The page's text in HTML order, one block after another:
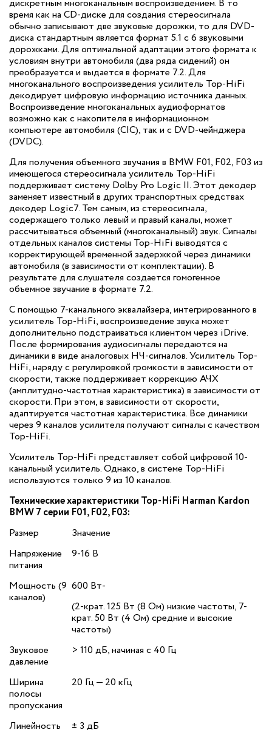
дискретным многоканальным воспроизведением. В то
время как на CD-диске для создания стереосигнала
обычно записывают две звуковые дорожки, то для DVD-
диска стандартным является формат 5.1 с 6 звуковыми
дорожками. Для оптимальной адаптации этого формата к
условиям внутри автомобиля (два ряда сидений) он
преобразуется и выдается в формате 7.2. Для
многоканального воспроизведения усилитель Top-HiFi
декодирует цифровую информацию источника данных.
Воспроизведение многоканальных аудиоформатов
возможно как с накопителя в информационном
компьютере автомобиля (CIC), так и с DVD-чейнджера
(DVDC).
Для получения объемного звучания в BMW F01, F02, F03 из
имеющегося стереосигнала усилитель Top-HiFi
поддерживает систему Dolby Pro Logic II. Этот декодер
заменяет известный в других транспортных средствах
декодер Logic7. Тем самым, из стереосигнала,
содержащего только левый и правый каналы, может
рассчитываться объемный (многоканальный) звук. Сигналы
отдельных каналов системы Top-HiFi выводятся с
корректирующей временной задержкой через динамики
автомобиля (в зависимости от комплектации). В
результате для слушателя создается гомогенное
объемное звучание в формате 7.2.
С помощью 7-канального эквалайзера, интегрированного в
усилитель Top-HiFi, воспроизведение звука может
дополнительно подстраиваться клиентом через iDrive.
После формирования аудиосигналы передаются на
динамики в виде аналоговых НЧ-сигналов. Усилитель Top-
HiFi, наряду с регулировкой громкости в зависимости от
скорости, также поддерживает коррекцию АЧХ
(амплитудно-частотная характеристика) в зависимости от
скорости. При этом, в зависимости от скорости,
адаптируется частотная характеристика. Все динамики
через 9 каналов усилителя получают сигналы с качеством
Top-HiFi.
Усилитель Top-HiFi представляет собой цифровой 10-
канальный усилитель. Однако, в системе Top-HiFi
используются только 9 из 10 каналов.
Технические характеристики Top-HiFi Harman Kardon
BMW 7 серии F01, F02, F03:
Размер
Значение
Напряжение
питания
9-16 В
Мощность (9
каналов)
600 Вт‐
(2-крат. 125 Вт (8 Ом) низкие частоты, 7-
крат. 50 Вт (4 Ом) средние и высокие
частоты)
Звуковое
давление
> 110 дБ, начиная с 40 Гц
Ширина
полосы
пропускания
20 Гц — 20 кГц
Линейность
± 3 дБ